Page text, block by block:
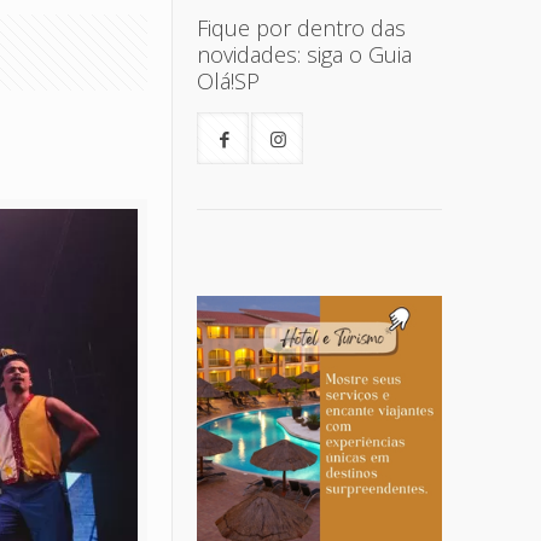
Fique por dentro das
novidades: siga o Guia
Olá!SP